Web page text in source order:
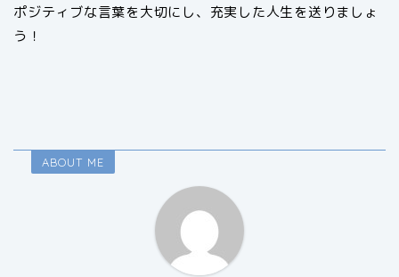
ポジティブな言葉を大切にし、充実した人生を送りましょ
う！
ABOUT ME